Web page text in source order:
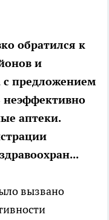
обратился к
и
с предложением
неэффективно
аптеки.
вызвано